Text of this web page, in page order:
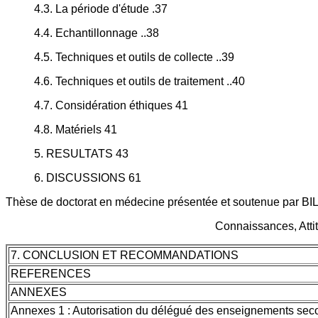
4.3. La période d'étude .37
4.4. Echantillonnage ..38
4.5. Techniques et outils de collecte ..39
4.6. Techniques et outils de traitement ..40
4.7. Considération éthiques 41
4.8. Matériels 41
5. RESULTATS 43
6. DISCUSSIONS 61
Thèse de doctorat en médecine présentée et soutenue par
Connaissances,
7. CONCLUSION ET RECOMMANDATIONS
REFERENCES
ANNEXES
Annexes 1 : Autorisation du délégué des enseignements